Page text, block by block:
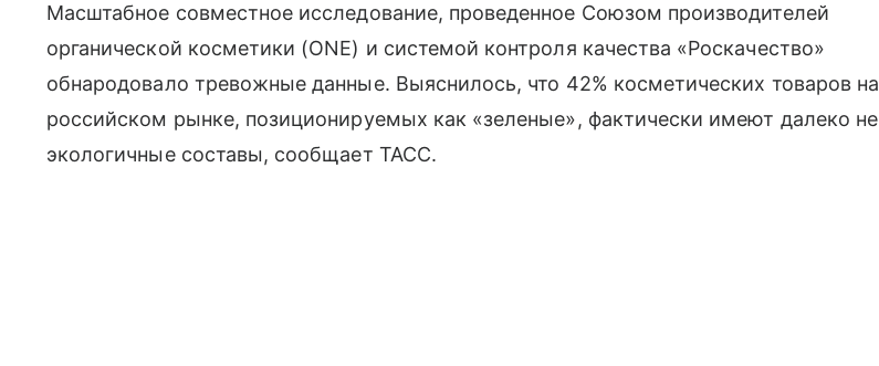
Масштабное совместное исследование, проведенное Союзом производителей
органической косметики (ONE) и системой контроля качества «Роскачество»
обнародовало тревожные данные. Выяснилось, что 42% косметических товаров на
российском рынке, позиционируемых как «зеленые», фактически имеют далеко не
экологичные составы, сообщает ТАСС.